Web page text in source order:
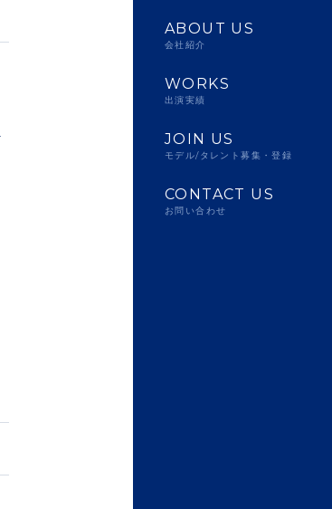
ABOUT US
会社紹介
WORKS
出演実績
JOIN US
モデル/タレント募集・登録
CONTACT US
お問い合わせ